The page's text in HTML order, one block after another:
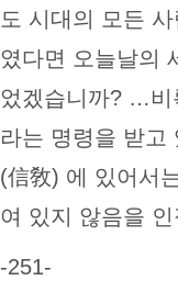
도 시대의 모든
였다면 오늘날의
었겠습니까? …비
라는 명령을 받고
(信敎) 에 있어서
여 있지 않음을
-251-